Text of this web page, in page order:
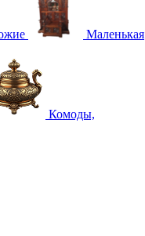
Маленькая
Комоды,